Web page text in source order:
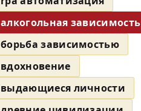
алкогольная зависимость
борьба зависимостью
вдохновение
выдающиеся личности